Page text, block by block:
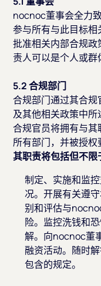
nocnoc董事会全力
参与所有与此目标
批准相关内部合规
责人可以是个人或群
5.2 合规部门
合规部门通过其合
及其他相关政策中所
合规官员将拥有与
所有部门，并被授权
其职责将包括但不限
制定、实施和监
况。开展有关遵
别和评估与
险。监控洗钱和
解。向nocnoc董
融资活动。随时
包含的规定。